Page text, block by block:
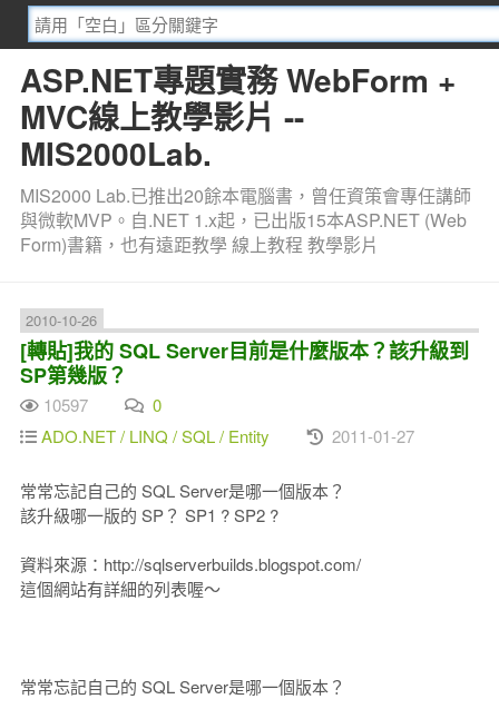
ASP.NET專題實務 WebForm +
MVC線上教學影片 --
MIS2000Lab.
MIS2000 Lab.已推出20餘本電腦書，曾任資策會專任講師
與微軟MVP。自.NET 1.x起，已出版15本ASP.NET (Web
Form)書籍，也有遠距教學 線上教程 教學影片
2010-10-26
[轉貼]我的 SQL Server目前是什麼版本？該升級到
SP第幾版？
10597
0
ADO.NET / LINQ / SQL / Entity
2011-01-27
常常忘記自己的 SQL Server是哪一個版本？
該升級哪一版的 SP？ SP1 ? SP2 ?
資料來源：http://sqlserverbuilds.blogspot.com/
這個網站有詳細的列表喔～
常常忘記自己的 SQL Server是哪一個版本？